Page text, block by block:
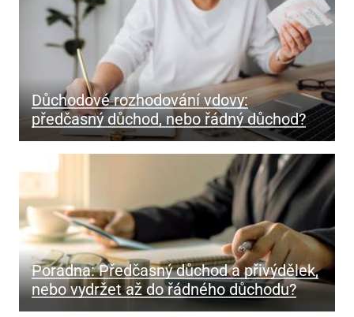
Důchodové rozhodování vdovy:
předčasný důchod, nebo řádný důchod?
Poradna: Předčasný důchod a přivýdělek,
nebo vydržet až do řádného důchodu?